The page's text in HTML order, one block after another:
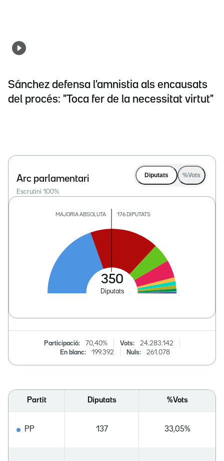
Sánchez defensa l'amnistia als encausats
del procés: "Toca fer de la necessitat virtut"
Arc parlamentari
Escrutini 100%
Diputats %Vots
Participació: 70,40% Vots:
24.283.142
En blanc:
199.392 Nuls: 261.078
Partit Diputats %Vots
PP 137 33,05%